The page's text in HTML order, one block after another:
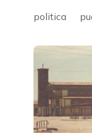
politica